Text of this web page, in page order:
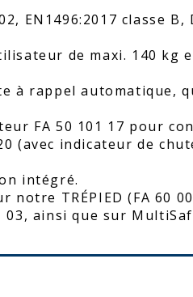
EN1496:2017 classe B,
de maxi. 140 kg
à rappel automatique,
FA 50 101 17 pour
(avec indicateur de
intégré.
notre TRÉPIED (FA 60
ainsi que sur